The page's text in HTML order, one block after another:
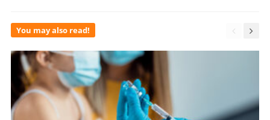
You may also read!